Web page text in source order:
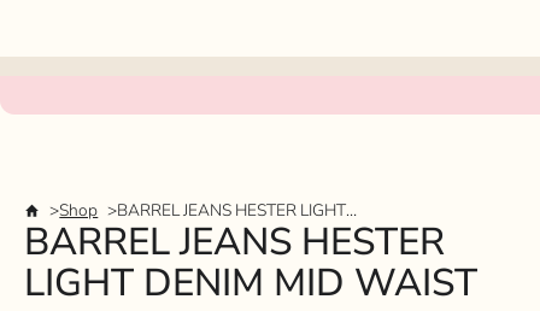
Shop BARREL JEANS HESTER LIGHT DENIM MID WAIST
BARREL JEANS HESTER
LIGHT DENIM MID WAIST